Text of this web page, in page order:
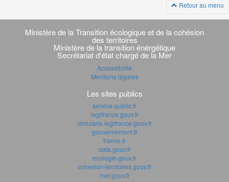
Retour au menu
Navigation
transverse
Ministère de la Transition écologique et de la cohésion
des territoires
Ministère de la transition énérgétique
Secrétariat d'état chargé de la Mer
Accessibilité
Mentions légales
Les sites publics
service-public.fr
legifrance.gouv.fr
circulaire.legifrance.gouv.fr
gouvernement.fr
france.fr
data.gouv.fr
ecologie.gouv.fr
cohesion-territoires.gouv.fr
mer.gouv.fr